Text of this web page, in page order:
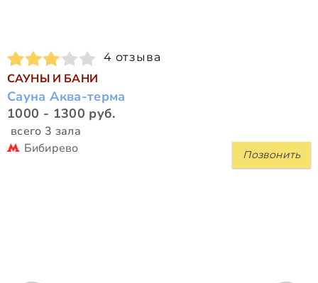
4 отзыва
САУНЫ И БАНИ
Сауна Аква-терма
1000 - 1300 руб.
всего 3 зала
Позвонить
Бибирево